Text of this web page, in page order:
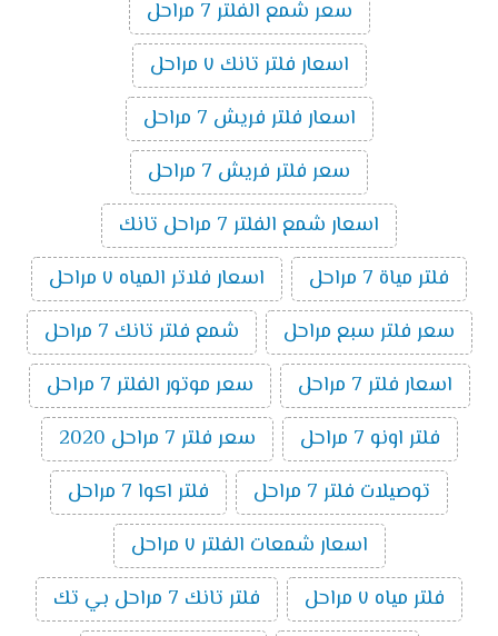
سعر شمع الفلتر 7 مراحل
اسعار فلتر تانك ٧ مراحل
اسعار فلتر فريش 7 مراحل
سعر فلتر فريش 7 مراحل
اسعار شمع الفلتر 7 مراحل تانك
فلتر مياة 7 مراحل
اسعار فلاتر المياه ٧ مراحل
سعر فلتر سبع مراحل
شمع فلتر تانك 7 مراحل
اسعار فلتر 7 مراحل
سعر موتور الفلتر 7 مراحل
فلتر اونو 7 مراحل
سعر فلتر 7 مراحل 2020
توصيلات فلتر 7 مراحل
فلتر اكوا 7 مراحل
اسعار شمعات الفلتر ٧ مراحل
فلتر مياه ٧ مراحل
فلتر تانك 7 مراحل بي تك